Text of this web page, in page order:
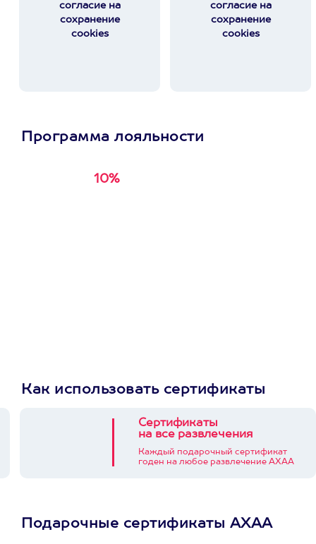
согласие на
сохранение
cookies
согласие на
сохранение
cookies
Программа лояльности
10%
Как использовать сертификаты
Сертификаты
на все развлечения
Каждый подарочный сертификат
годен на любое развлечение АХАА
Подарочные сертификаты АХАА